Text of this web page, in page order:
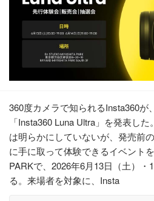
360度カメラで知られるInsta360が
「Insta360 Luna Ultra」を発表し
は明らかにしていないが、発売前
に手に取って体験できるイベント
PARKで、2026年6月13日（土）
る。来場者を対象に、Insta